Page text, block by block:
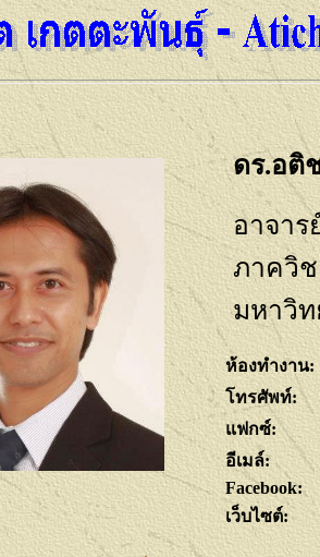
ดร.อติ
อาจา
ภาควิช
มหาวิทย
ห้องทำงาน:
โทรศัพท์:
แฟกซ์:
อีเมล์:
Facebook:
เว็บไซต์: